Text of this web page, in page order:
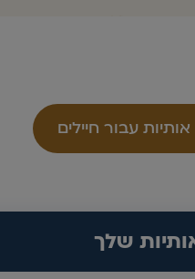
עבור חיילים
שלך